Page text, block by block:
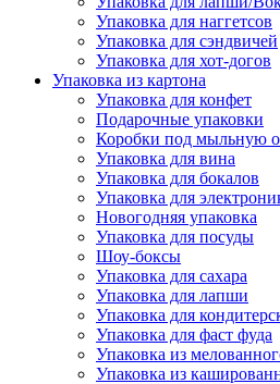
Упаковка для наггетсов
Упаковка для сэндвичей
Упаковка для хот-догов
Упаковка из картона
Упаковка для конфет
Подарочные упаковки
Коробки под мыльную
Упаковка для вина
Упаковка для бокалов
Упаковка для
Новогодняя упаковка
Упаковка для посуды
Шоу-боксы
Упаковка для сахара
Упаковка для лапши
Упаковка для
Упаковка для фаст фуда
Упаковка из
Упаковка из